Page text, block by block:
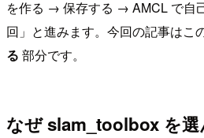
を作る → 保存する → AMCL で自
回」と進みます。今回の記事はこ
る 部分です。
なぜ slam_toolbox を